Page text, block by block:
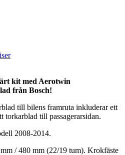
kit med Aerotwin
från Bosch!
till bilens framruta inkluderar ett
torkarblad till passagerarsidan.
2008-2014.
/ 480 mm (22/19 tum). Krokfäste